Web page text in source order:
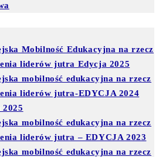
Mobilność Edukacyjna na rzecz
liderów jutra Edycja 2025
mobilność edukacyjna na rzecz
liderów jutra-EDYCJA 2024
mobilność edukacyjna na rzecz
liderów jutra – EDYCJA 2023
mobilność edukacyjna na rzecz